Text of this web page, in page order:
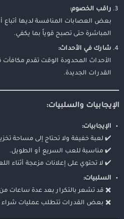
راقب الخصوم:
بعض العصابات المنافسة لديها أتباع
المباشرة حتى تصبح قوياً بما يكفي.
شارك في الأحداث:
الأحداث المحدودة الوقت تقدم مكافآت
القدرات الجديدة.
الإيجابيات والسلبيات:
الإيجابيات:
✔️ لعبة خفيفة ولا تحتاج إلى مساحة
✔️ مناسبة للعب السريع أو الطويل.
✔️ لا تحتوي على إعلانات مزعجة أثناء
السلبيات:
✖️ قد تشعر بالتكرار بعد عدة ساعات
✖️ بعض القدرات تتطلب عمليات شراء